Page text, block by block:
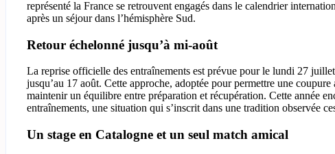
représenté la France se retrouvent engagés dans le calendrier
après un séjour dans l’hémisphère Sud.
Retour échelonné jusqu’à mi-août
La reprise officielle des entraînements est prévue pour le lundi 27
jusqu’au 17 août. Cette approche, adoptée pour permettre une
maintenir un équilibre entre préparation et récupération. Cette année
entraînements, une situation qui s’inscrit dans une tradition observée
Un stage en Catalogne et un seul match amical